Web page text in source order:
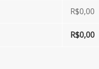
R$0,00
R$0,00